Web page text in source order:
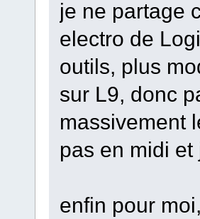
je ne partage
electro de
outils, plus
sur L9, donc
massivement
pas en midi
enfin pour